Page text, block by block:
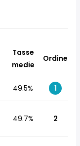
Tasse
medie
Ordine
49.5% 1
49.7% 2